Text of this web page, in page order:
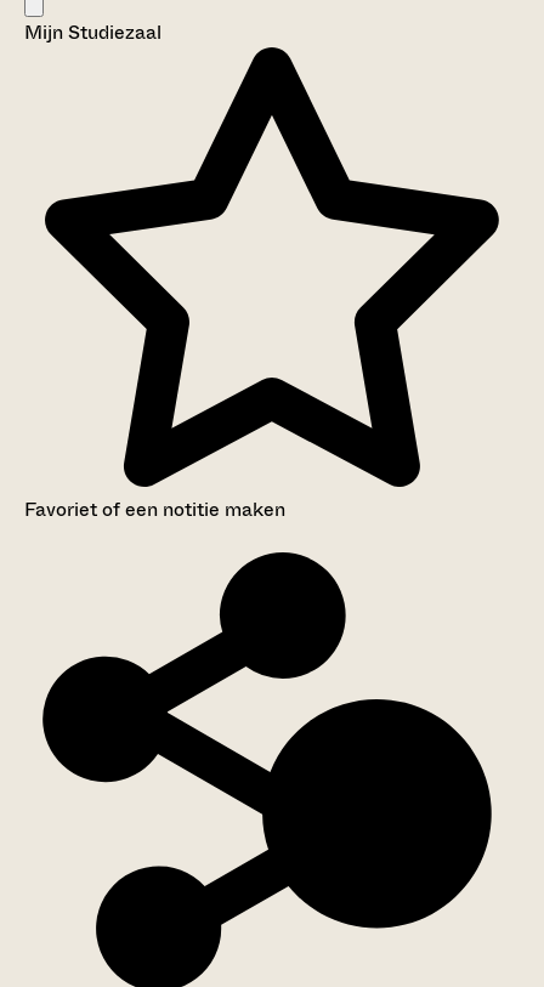
Mijn Studiezaal
Favoriet of een notitie maken